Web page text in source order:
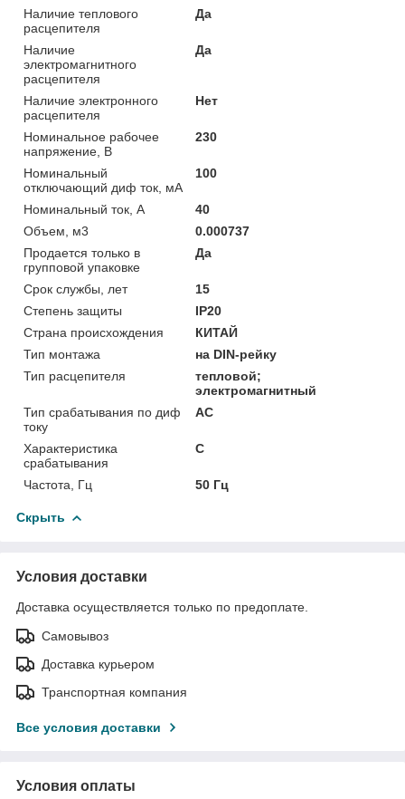
Наличие теплового
расцепителя
Да
Наличие
электромагнитного
расцепителя
Да
Наличие электронного
расцепителя
Нет
Номинальное рабочее
напряжение, В
230
Номинальный
отключающий диф ток, мА
100
Номинальный ток, А
40
Объем, м3
0.000737
Продается только в
групповой упаковке
Да
Срок службы, лет
15
Степень защиты
IP20
Страна происхождения
КИТАЙ
Тип монтажа
на DIN-рейку
Тип расцепителя
тепловой;
электромагнитный
Тип срабатывания по диф
току
AC
Характеристика
срабатывания
C
Частота, Гц 50 Гц
Скрыть
Условия доставки
Доставка осуществляется только по предоплате.
Самовывоз
Доставка курьером
Транспортная компания
Все условия доставки
Условия оплаты